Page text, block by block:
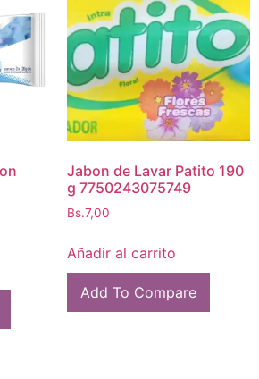
Jabon de Lavar Patito 190
g 7750243075749
Bs.7,00
Añadir al carrito
Add To Compare